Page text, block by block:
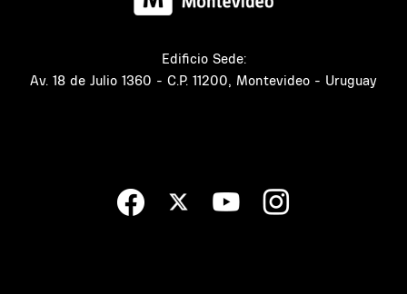
Edificio Sede:
Av. 18 de Julio 1360 - C.P. 11200, Montevideo - Uruguay